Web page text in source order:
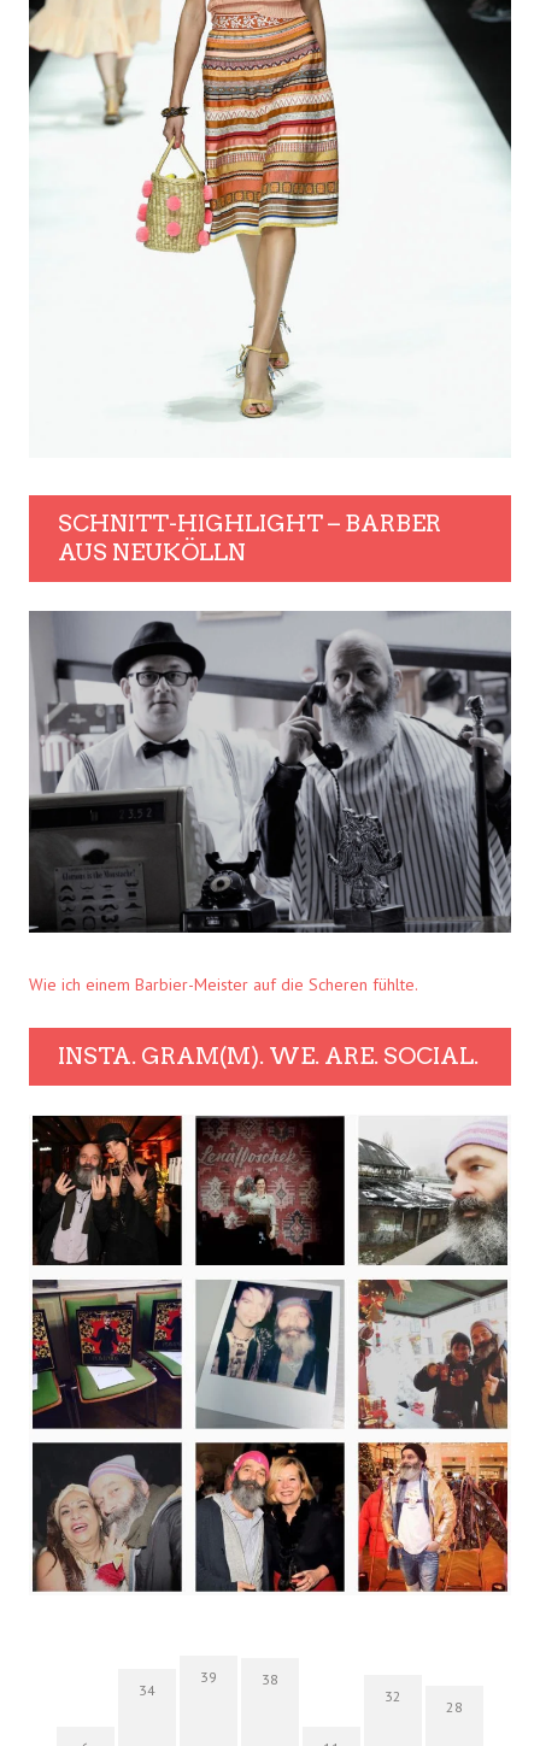
SCHNITT-HIGHLIGHT – BARBER
AUS NEUKÖLLN
Wie ich einem Barbier-Meister auf die Scheren fühlte.
INSTA. GRAM(M). WE. ARE. SOCIAL.
34
39 38
32
28